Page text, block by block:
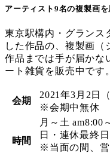
アーティスト9名の複製画
東京駅構内・グランス
した作品の、複製画（
作品までは手が届か
ート雑貨を販売中です。
会期
2021年3月2日
※会期中無休
時間
月～土 am8:00
日・連休最終
※当面の間、営